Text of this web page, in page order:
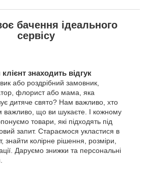
бачення ідеального
сервісу
знаходить відгук
або роздрібний замовник,
флорист або мама, яка
дитяче свято? Нам важливо, хто
важливо, що ви шукаєте. І кожному
товари, які підходять під
запит. Стараємося укластися в
знайти колірне рішення, розміри,
Даруємо знижки та персональні